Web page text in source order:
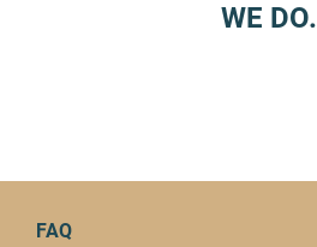
WE DO.
FAQ